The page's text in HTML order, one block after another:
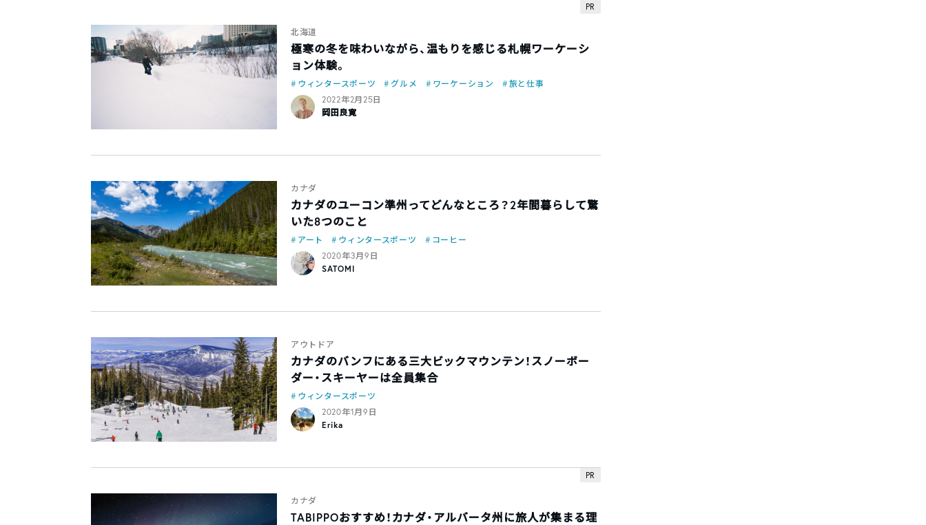
PR
北海道
極寒の冬を味わいながら、温もりを感じる札幌ワーケーシ
ョン体験。
ウィンタースポーツ グルメ ワーケーション
旅と仕事
2022年2月25日
岡田良寛
カナダ
カナダのユーコン準州ってどんなところ？2年間暮らして驚
いた8つのこと
アート ウィンタースポーツ
コーヒー
2020年3月9日
SATOMI
アウトドア
カナダのバンフにある三大ビックマウンテン！スノーボー
ダー・スキーヤーは全員集合
ウィンタースポーツ
2020年1月9日
Erika
PR
カナダ
TABIPPOおすすめ！カナダ・アルバータ州に旅人が集まる理